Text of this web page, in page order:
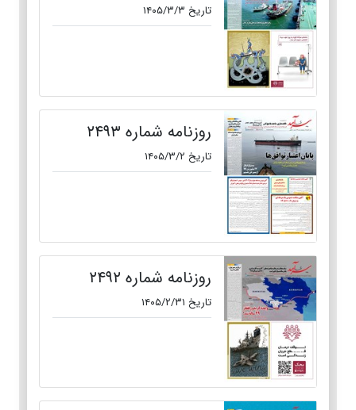
تاریخ ۱۴۰۵/۳/۳
روزنامه شماره ۲۴۹۳
تاریخ ۱۴۰۵/۳/۲
روزنامه شماره ۲۴۹۲
تاریخ ۱۴۰۵/۲/۳۱